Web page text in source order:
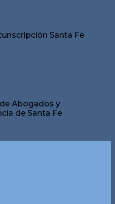
Santa Fe
Abogados y
de Santa Fe